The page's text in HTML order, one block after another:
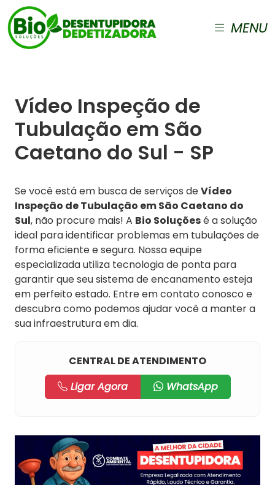
MENU
Vídeo Inspeção de
Tubulação em São
Caetano do Sul - SP
Se você está em busca de serviços deVídeo
Inspeção de Tubulação em São Caetano do
Sul, não procure mais! A Bio Soluçõesé a solução
ideal para identificar problemas em tubulações de
forma eficiente e segura. Nossa equipe
especializada utiliza tecnologia de ponta para
garantir que seu sistema de encanamento esteja
em perfeito estado. Entre em contato conosco e
descubra como podemos ajudar você a manter a
sua infraestrutura em dia.
CENTRAL DE ATENDIMENTO
Ligar Agora
WhatsApp